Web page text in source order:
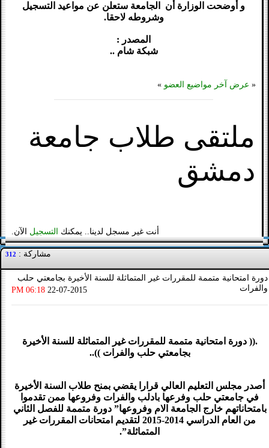
و أوضحت الوزارة أن الجامعة ستعلن عن مواعيد التسجيل
وشروطه لاحقا.
المصدر :
شبكة شام ..
« عرض آخر مواضيع العضو »
ملتقى طلاب جامعة
دمشق
أنت غير مسجل لدينا.. يمكنك التسجيل الآن.
مشاركة : 312
دورة امتحانية متممة للمقررات غير المتماثلة للسنة الأخيرة بجامعتي حلب
والفرات
22-07-2015
06:18 PM
.(( دورة امتحانية متممة للمقررات غير المتماثلة للسنة الأخيرة
بجامعتي حلب والفرات ))..
أصدر مجلس التعليم العالي قرارا يقضي بمنح طلاب السنة الأخيرة
في جامعتي حلب وفرعها بادلب والفرات وفروعها ممن تقدموا
بامتحاناتهم خارج الجامعة الام وفروعها” دورة متممة للفصل الثاني
من العام الدراسي 2014-2015 لتقديم امتحانات المقررات غير
المتماثلة”.